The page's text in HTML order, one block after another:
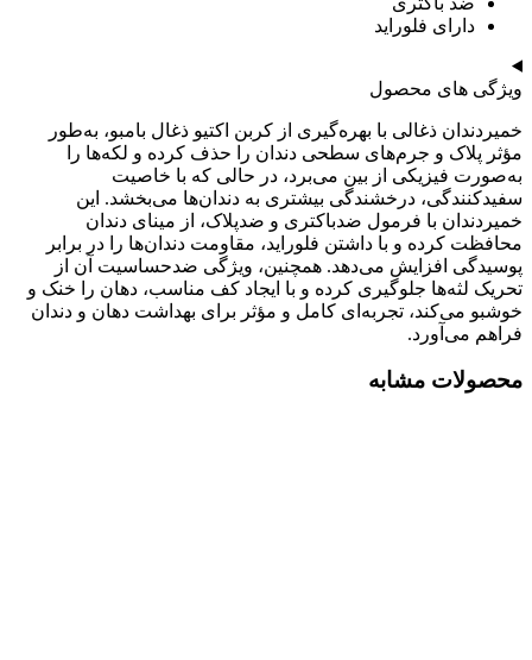
دارای فلوراید
ویژگی های محصول
خمیردندان ذغالی با بهره‌گیری از کربن اکتیو ذغال بامبو، به‌طور
مؤثر پلاک و جرم‌های سطحی دندان را حذف کرده و لکه‌ها را
به‌صورت فیزیکی از بین می‌برد، در حالی که با خاصیت
سفیدکنندگی، درخشندگی بیشتری به دندان‌ها می‌بخشد. این
خمیردندان با فرمول ضدباکتری و ضدپلاک، از مینای دندان
محافظت کرده و با داشتن فلوراید، مقاومت دندان‌ها را در برابر
پوسیدگی افزایش می‌دهد. همچنین، ویژگی ضدحساسیت آن از
تحریک لثه‌ها جلوگیری کرده و با ایجاد کف مناسب، دهان را خنک و
خوشبو می‌کند، تجربه‌ای کامل و مؤثر برای بهداشت دهان و دندان
فراهم می‌آورد.
محصولات مشابه